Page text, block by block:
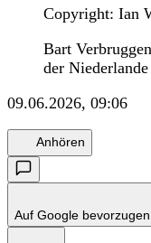
Copyright: Ian
Bart
der
09.06.2026, 09:06
Anhören
Auf Google bevorzugen